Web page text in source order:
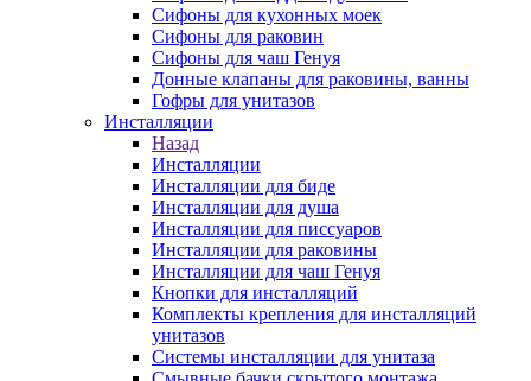
Сифоны для кухонных моек
Сифоны для раковин
Сифоны для чаш Генуя
Донные клапаны для раковины, ванны
Гофры для унитазов
Инсталляции
Назад
Инсталляции
Инсталляции для биде
Инсталляции для душа
Инсталляции для писсуаров
Инсталляции для раковины
Инсталляции для чаш Генуя
Кнопки для инсталляций
Комплекты крепления для инсталляций
унитазов
Системы инсталляции для унитаза